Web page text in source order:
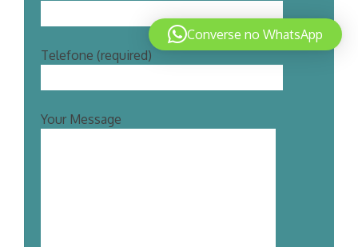
Telefone (required)
Your Message
Converse no WhatsApp